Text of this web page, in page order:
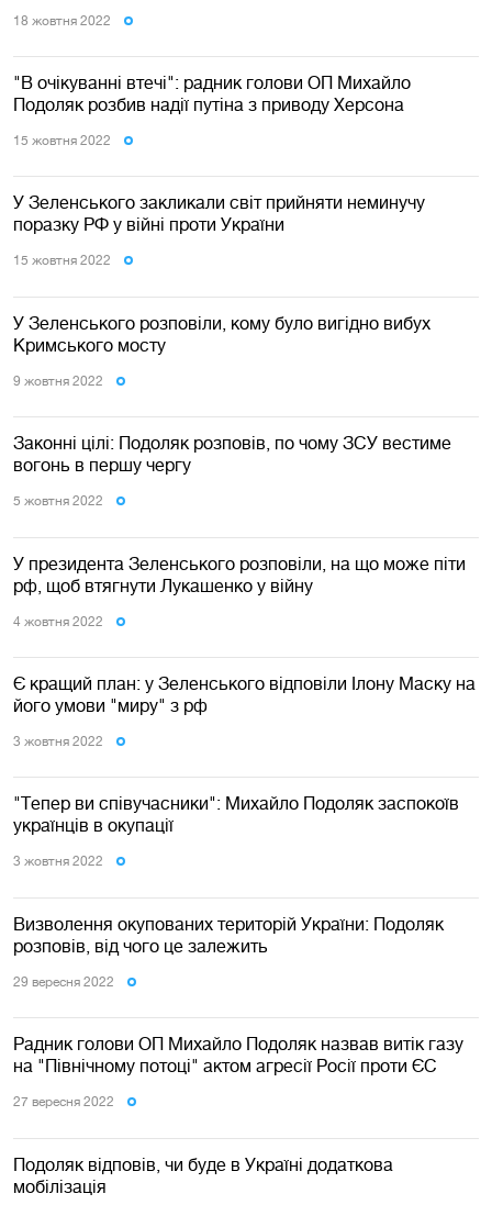
18 жовтня 2022
"В очікуванні втечі": радник голови ОП Михайло
Подоляк розбив надії путіна з приводу Херсона
15 жовтня 2022
У Зеленського закликали світ прийняти неминучу
поразку РФ у війні проти України
15 жовтня 2022
У Зеленського розповіли, кому було вигідно вибух
Кримського мосту
9 жовтня 2022
Законні цілі: Подоляк розповів, по чому ЗСУ вестиме
вогонь в першу чергу
5 жовтня 2022
У президента Зеленського розповіли, на що може піти
рф, щоб втягнути Лукашенко у війну
4 жовтня 2022
Є кращий план: у Зеленського відповіли Ілону Маску на
його умови "миру" з рф
3 жовтня 2022
"Тепер ви співучасники": Михайло Подоляк заспокоїв
українців в окупації
3 жовтня 2022
Визволення окупованих територій України: Подоляк
розповів, від чого це залежить
29 вересня 2022
Радник голови ОП Михайло Подоляк назвав витік газу
на "Північному потоці" актом агресії Росії проти ЄС
27 вересня 2022
Подоляк відповів, чи буде в Україні додаткова
мобілізація